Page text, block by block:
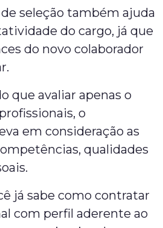
seleção também ajuda
do cargo, já que
do novo colaborador
que avaliar apenas o
o
em consideração as
qualidades
já sabe como contratar
com perfil aderente ao